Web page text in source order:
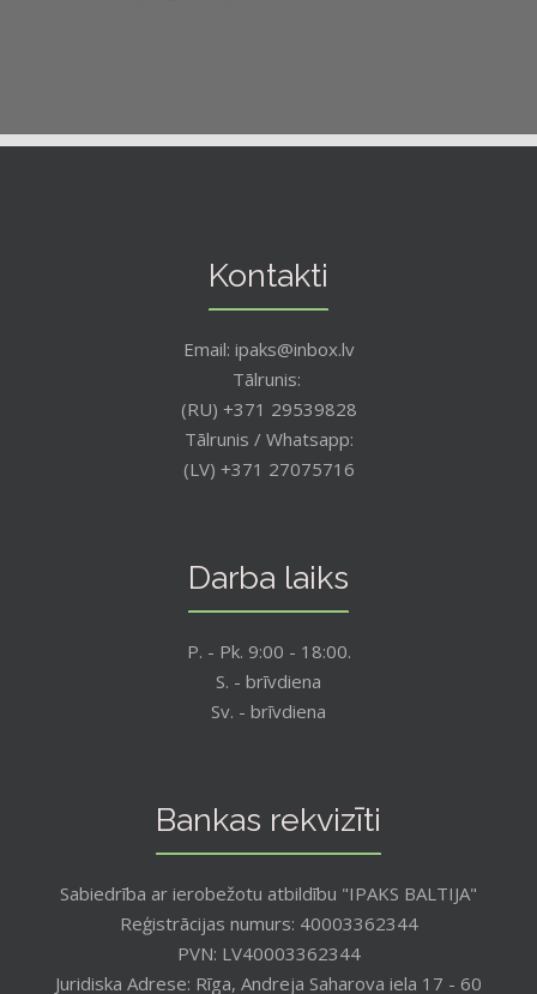
Kontakti
Email: ipaks@inbox.lv
Tālrunis:
(RU) +371 29539828
Tālrunis / Whatsapp:
(LV) +371 27075716
Darba laiks
P. - Pk. 9:00 - 18:00.
S. - brīvdiena
Sv. - brīvdiena
Bankas rekvizīti
Sabiedrība ar ierobežotu atbildību "IPAKS BALTIJA"
Reģistrācijas numurs: 40003362344
PVN: LV40003362344
Juridiska Adrese: Rīga, Andreja Saharova iela 17 - 60